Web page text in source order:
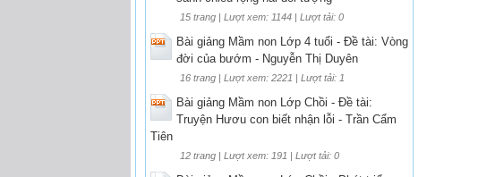
15 trang | Lượt xem: 1144 | Lượt tải: 0
Bài giảng Mầm non Lớp 4 tuổi - Đề tài: Vòng
đời của bướm - Nguyễn Thị Duyên
16 trang | Lượt xem: 2221 | Lượt tải: 1
Bài giảng Mầm non Lớp Chồi - Đề tài:
Truyện Hươu con biết nhận lỗi - Trần Cẩm
Tiên
12 trang | Lượt xem: 191 | Lượt tải: 0